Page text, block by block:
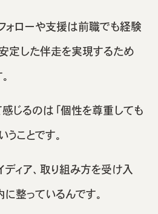
ォローや支援は前職でも経験
定した伴走を実現するため
じるのは「個性を尊重しても
うことです。
ィア、取り組み方を受け入
整っているんです。